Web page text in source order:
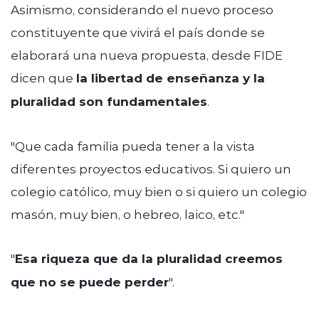
Asimismo, considerando el nuevo proceso
constituyente que vivirá el país donde se
elaborará una nueva propuesta, desde FIDE
dicen que la libertad de enseñanza y la
pluralidad son fundamentales.
"Que cada familia pueda tener a la vista
diferentes proyectos educativos. Si quiero un
colegio católico, muy bien o si quiero un colegio
masón, muy bien, o hebreo, laico, etc."
"Esa riqueza que da la pluralidad creemos
que no se puede perder".